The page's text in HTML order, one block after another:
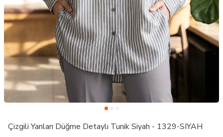
Çizgili Yanları Düğme Detaylı Tunik Siyah - 1329-SIYAH